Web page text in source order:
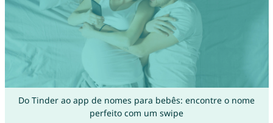
Do Tinder ao app de nomes para bebês: encontre o nome
perfeito com um swipe